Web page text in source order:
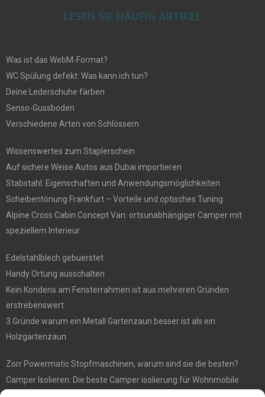
LESEN SIE HÄUFIG ARTIKEL
Was ist das WebM-Format?
WC Spülung defekt: Was kann ich tun?
Deine Lederschuhe färben
Senso-Gussboden
Verschiedene Arten von Schlössern
Wissenswertes zum Staplerschein
Auf sichere Weise Autos aus Dubai importieren
Stabstahl: Eigenschaften und Anwendungsmöglichkeiten
Scheibentönung Frankfurt – Vorteile und optisches Tuning
Alpine Cross Cabin Concept Van: ortsunabhängiger Camper mit
speziellem Interieur
Edelstahlblech gebuerstet
Handy Ortung ausschalten
Kein Kondens am Fensterrahmen ist aus mehreren Gründen
erstrebenswert
3 Gründe warum ein Metall Gartenzaun besser ist als ein
Holzgartenzaun
Zorr Powermatic Stopfmaschinen, warum sind sie die besten?
Camper Isolieren: Die beste Camper isolierung für Wohnmobile